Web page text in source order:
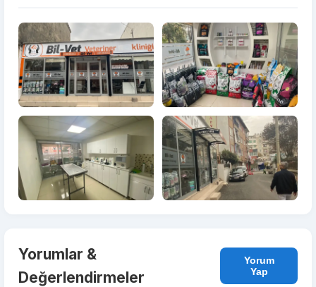
Yorumlar &
Değerlendirmeler
Yorum
Yap